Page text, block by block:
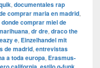
, documentales rap
comprar maria en madrid,
donde comprar miel de
, dr dre, draco the
eazy e, Einzelhandel mit
de madrid, entrevistas
a toda europa, Erasmus-